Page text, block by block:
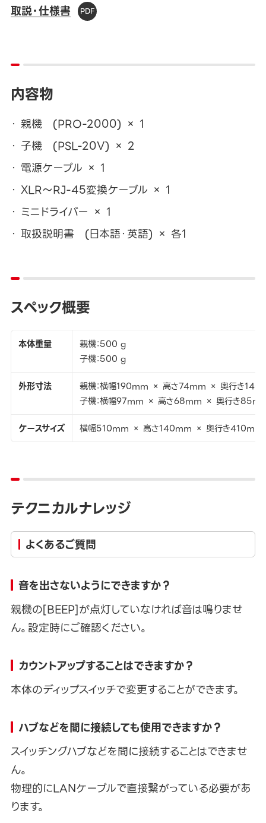
取説・仕様書
内容物
親機 (PRO-2000) × 1
子機 (PSL-20V) × 2
電源ケーブル × 1
XLR～RJ-45変換ケーブル × 1
ミニドライバー × 1
取扱説明書 (日本語・英語) × 各1
スペック概要
本体重量
親機：500 g
子機：500 g
外形寸法
親機：横幅190mm × 高さ74mm × 奥行き
子機：横幅97mm × 高さ68mm × 奥行き
ケースサイズ
横幅510mm × 高さ140mm × 奥行き410mm
テクニカルナレッジ
よくあるご質問
音を出さないようにできますか？
親機の[BEEP]が点灯していなければ音は鳴りませ
ん。設定時にご確認ください。
カウントアップすることはできますか？
本体のディップスイッチで変更することができます。
ハブなどを間に接続しても使用できますか？
スイッチングハブなどを間に接続することはできませ
ん。
物理的にLANケーブルで直接繋がっている必要があ
ります。